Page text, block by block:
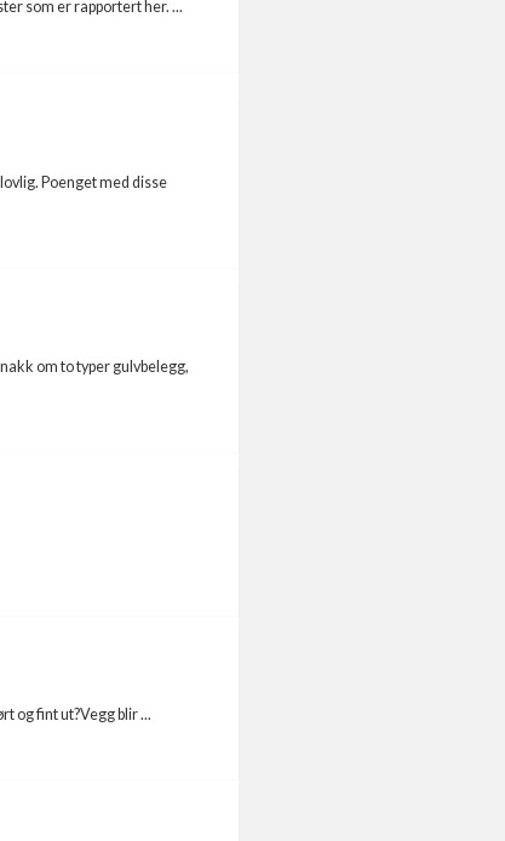
som er rapportert her. ...
Poenget med disse
om to typer gulvbelegg,
og fint ut?Vegg blir ...